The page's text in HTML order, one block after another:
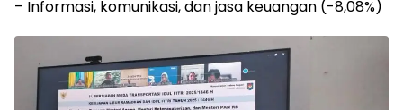
– Informasi, komunikasi, dan jasa keuangan (-8,08%)